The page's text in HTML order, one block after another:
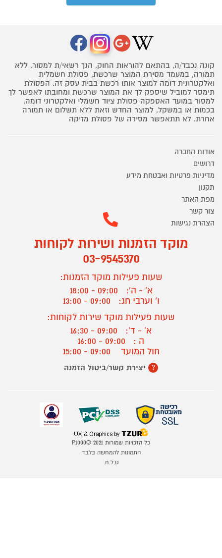
קונה נכבד/ה, בהתאם להוראות החוק, הנך רשאי/ת למסור, ללא
תמורה, במעמד מסירת המוצר שרכשת, פסולת חשמלית
ואלקטרונית דומה למוצר אותו רכשת בבית עסק זה. הפסולת
תימסר למוביל שיספק לך את המוצר שרכשת ומחובתו לאפשר לך
למסור במועד האספקה פסולת ציוד חשמלי ואלקטרוני דומה,
בכמות או במשקל, למוצר החדש וזאת ללא תשלום או תמורה
אחרת. לא תתאפשר מסירה של פסולת מזיקה
אודות החברה
דרושים
מדיניות פרטיות ואבטחת מידע
תקנון
מפת האתר
צור קשר
הצהרת נגישות
מוקד הזמנות ושירות לקוחות
03-9545370
שעות פעילות מוקד הזמנות:
א' - ה':
09:00 - 18:00
ו' וערבי חג:
09:00 - 13:00
שעות פעילות מוקד שירות לקוחות:
א' - ד':
09:00 - 16:30
ה :
09:00 - 16:00
חול המועד
? יצירת קשר/ביטול הזמנה
כל הזכויות שמורות P1000© 2021
התמונות להמחשה בלבד
ט.ל.ח.